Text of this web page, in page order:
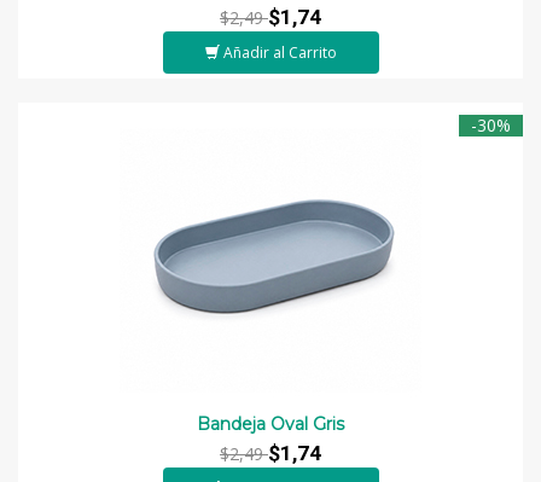
$2,49$1,74
Añadir al Carrito
-30%
Bandeja Oval Gris
$2,49$1,74